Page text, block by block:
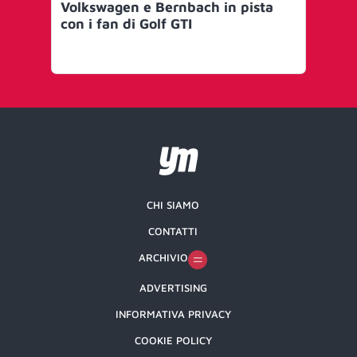
Volkswagen e Bernbach in pista
con i fan di Golf GTI
CHI SIAMO
CONTATTI
ARCHIVIO
ADVERTISING
INFORMATIVA PRIVACY
COOKIE POLICY